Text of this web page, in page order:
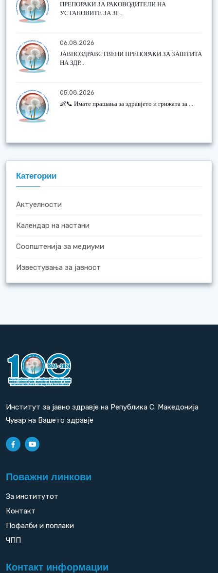
ПРЕПОРАКИ ЗА РАКОВОДИТЕЛИ НА
УСТАНОВИТЕ ЗА ЗГ...
06.08.2026
ЈАВНОЗДРАВСТВЕНИ ПРЕПОРАКИ ЗА ЗАШТИТА
НА ЗДР...
05.08.2026
👶📞 Имате прашања за здравјето и грижата за ...
Категории
Актуелности
Календар на настани
Соопштенија за медиуми
Известувања за јавност
Институт за јавно здравје на Република С. Македонија
Чувар на Вашето здравје
Поважни линкови
За институтот
Контакт
Пофалби и поплаки
ЧПП
Контакт информации